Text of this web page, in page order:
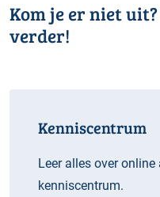
Kom je er niet
verder!
Kenniscentrum
Leer alles over
kenniscentrum.